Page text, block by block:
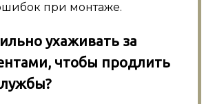
при монтаже.
ухаживать за
чтобы продлить